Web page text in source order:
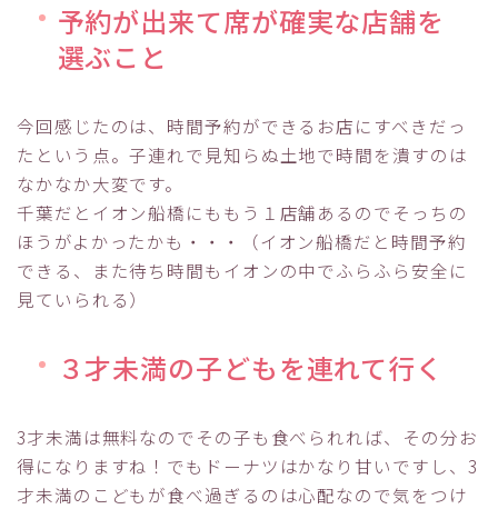
予約が出来て席が確実な店舗を
選ぶこと
今回感じたのは、時間予約ができるお店にすべきだっ
たという点。子連れで見知らぬ土地で時間を潰すのは
なかなか大変です。
千葉だとイオン船橋にももう１店舗あるのでそっちの
ほうがよかったかも・・・（イオン船橋だと時間予約
できる、また待ち時間もイオンの中でふらふら安全に
見ていられる）
３才未満の子どもを連れて行く
3才未満は無料なのでその子も食べられれば、その分お
得になりますね！でもドーナツはかなり甘いですし、3
才未満のこどもが食べ過ぎるのは心配なので気をつけ